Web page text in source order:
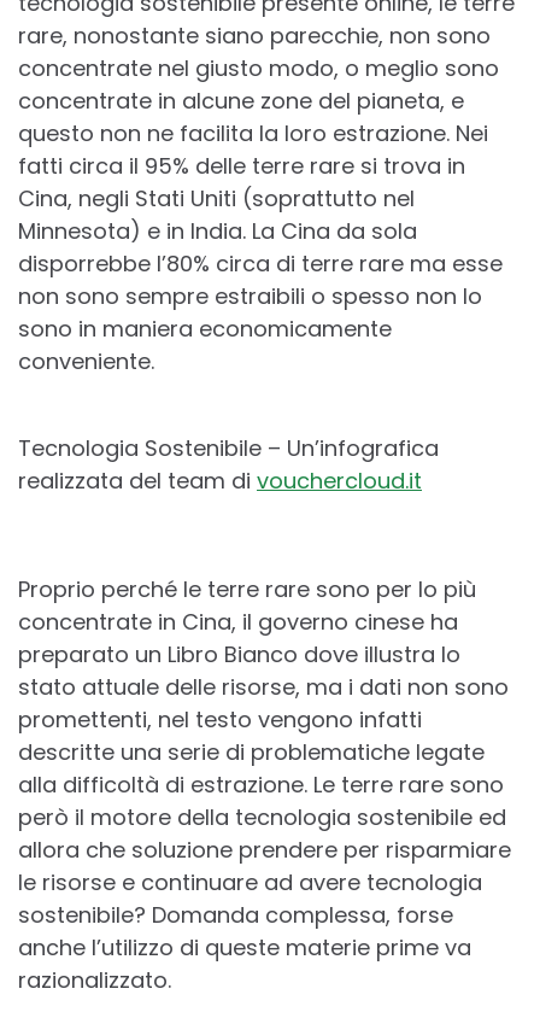
rare, nonostante siano parecchie, non sono
concentrate nel giusto modo, o meglio sono
concentrate in alcune zone del pianeta, e
questo non ne facilita la loro estrazione. Nei
fatti circa il 95% delle terre rare si trova in
Cina, negli Stati Uniti (soprattutto nel
Minnesota) e in India. La Cina da sola
disporrebbe l’80% circa di terre rare ma esse
non sono sempre estraibili o spesso non lo
sono in maniera economicamente
conveniente.
Tecnologia Sostenibile – Un’infografica
realizzata del team di vouchercloud.it
Proprio perché le terre rare sono per lo più
concentrate in Cina, il governo cinese ha
preparato un Libro Bianco dove illustra lo
stato attuale delle risorse, ma i dati non sono
promettenti, nel testo vengono infatti
descritte una serie di problematiche legate
alla difficoltà di estrazione. Le terre rare sono
però il motore della tecnologia sostenibile ed
allora che soluzione prendere per risparmiare
le risorse e continuare ad avere tecnologia
sostenibile? Domanda complessa, forse
anche l’utilizzo di queste materie prime va
razionalizzato.